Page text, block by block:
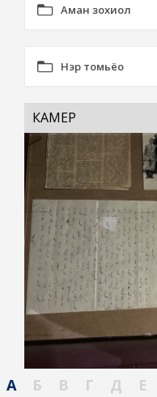
Аман зохиол
Нэр томьёо
КАМЕР
А Б В Г Д Е